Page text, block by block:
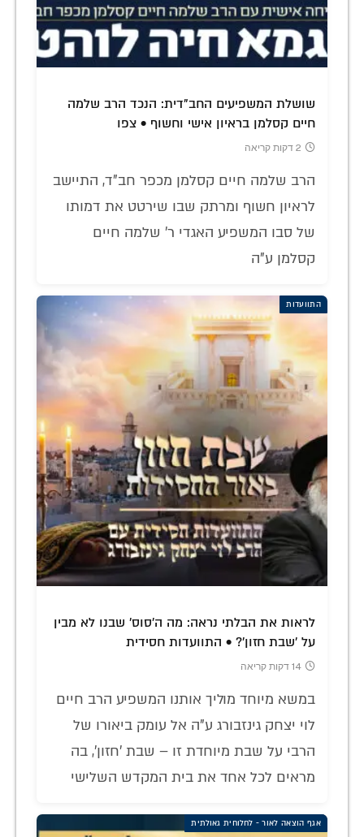
שושלת המשפיעים החב"דית: הנכד הרב שלמה
חיים קסלמן בראיון אישי וחשוף • צפו
2 דקות קריאה
הרב שלמה חיים קסלמן מכפר חב"ד, התיישב
לראיון חשוף ומרתק שבו שירטט את דמותו
של סבו המשפיע האגדי ר' שלמה חיים
קסלמן ע"ה
התוועדות
לראות את הבלתי נראה: מה ה'סוס' שבנו לא מבין
על 'שבת חזון'? • התוועדות חסידית
14 דקות קריאה
במשא מיוחד מוליך אותנו המשפיע הרב חיים
לוי יצחק גינזבורג ע"ה אל עומק ביאורו של
הרבי על שבת מיוחדת זו – שבת 'חזון', בה
מראים לכל אחד את בית המקדש השלישי
אגף הוצאה לאור - לחלוחית גאולתית